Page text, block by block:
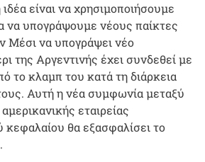
είναι να χρησιμοποιήσουμε
να υπογράψουμε νέους παίκτες
Μέσι να υπογράψει νέο
της Αργεντινής έχει συνδεθεί με
το κλαμπ του κατά τη διάρκεια
Αυτή η νέα συμφωνία μεταξύ
εταιρείας
κεφαλαίου θα εξασφαλίσει το